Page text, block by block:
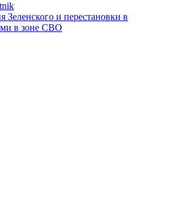
Зеленского и перестановки в
в зоне СВО